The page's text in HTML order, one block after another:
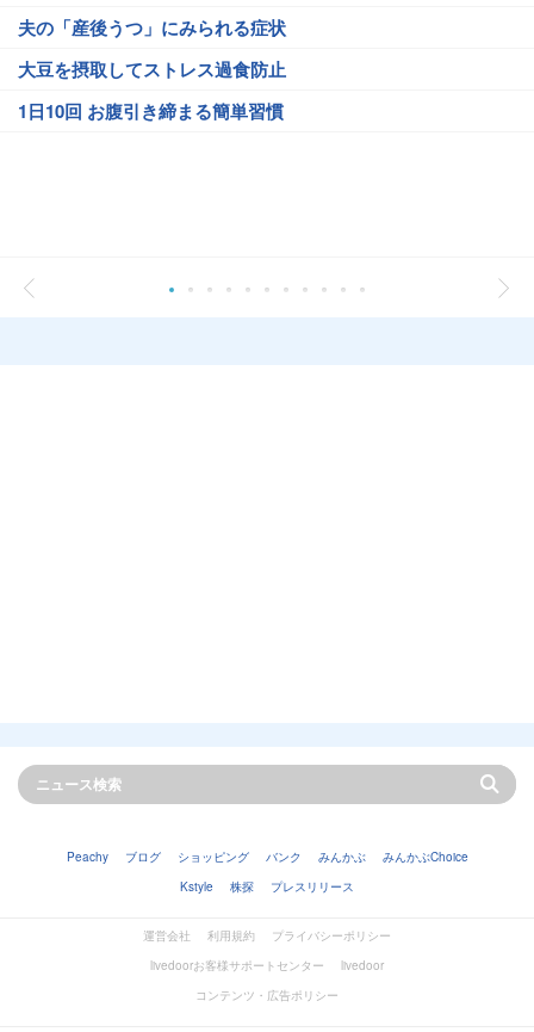
夫の「産後うつ」にみられる症状
大豆を摂取してストレス過食防止
1日10回 お腹引き締まる簡単習慣
Peachy ブログ ショッピング バンク みんかぶ
みんかぶChoice
Kstyle
株探 プレスリリース
運営会社 利用規約
プライバシーポリシー
livedoorお客様サポートセンター
livedoor
コンテンツ・広告ポリシー